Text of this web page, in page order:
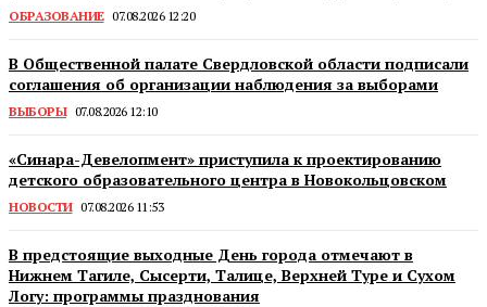
ОБРАЗОВАНИЕ 07.08.2026 12:20
В Общественной палате Свердловской области подписали
соглашения об организации наблюдения за выборами
ВЫБОРЫ 07.08.2026 12:10
«Синара-Девелопмент» приступила к проектированию
детского образовательного центра в Новокольцовском
НОВОСТИ 07.08.2026 11:53
В предстоящие выходные День города отмечают в
Нижнем Тагиле, Сысерти, Талице, Верхней Туре и Сухом
Логу: программы празднования